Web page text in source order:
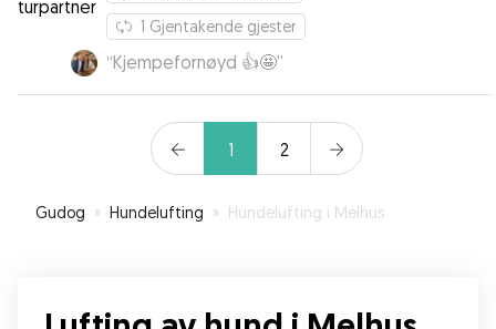
1 Gjentakende gjester
“Kjempefornøyd 👍🤩”
1 2
Gudog » Hundelufting » Hundelufting i Melhus